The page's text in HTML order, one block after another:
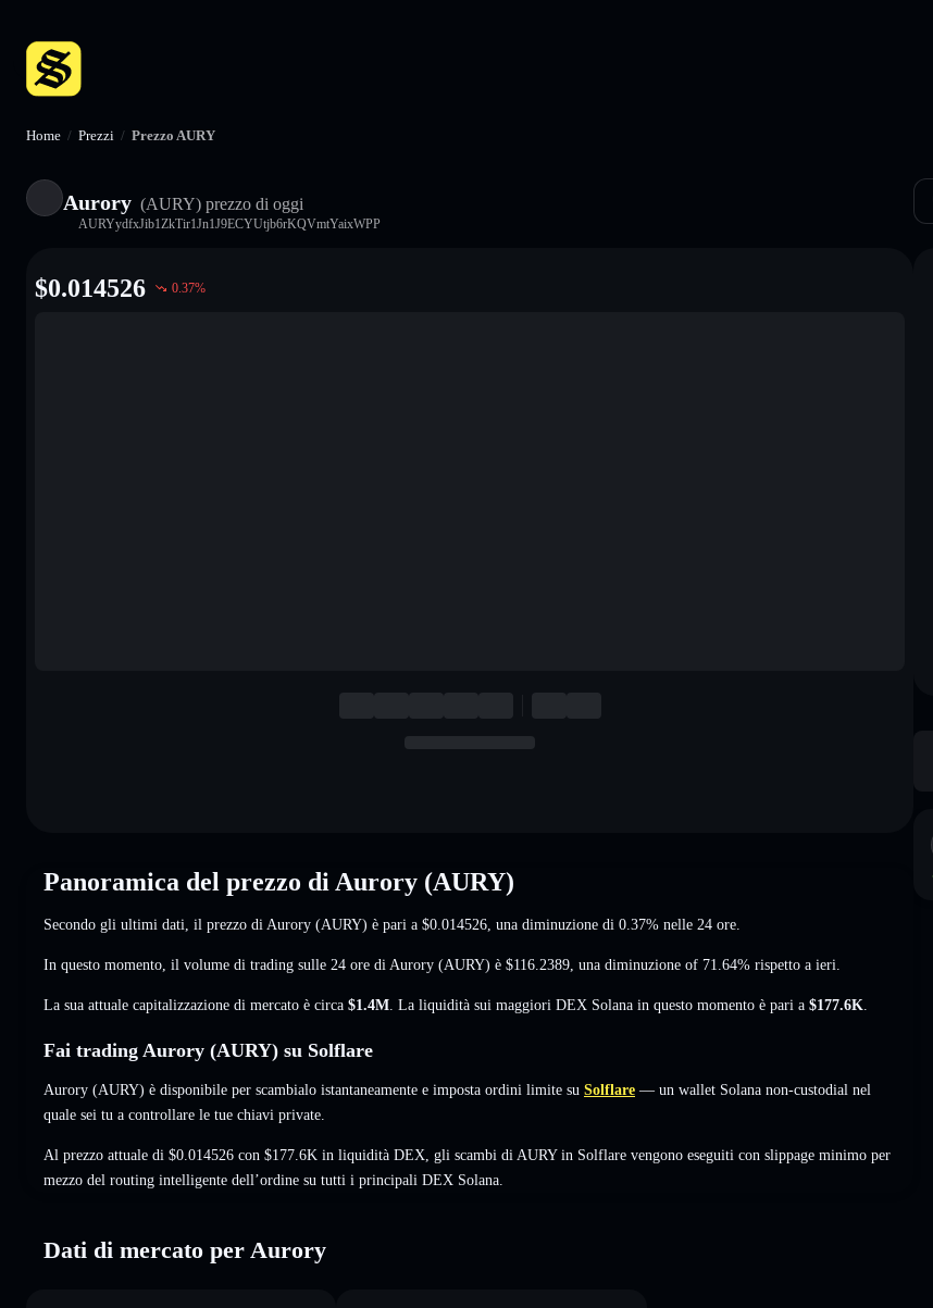
Home / Prezzi / Prezzo AURY
Aurory (AURY) prezzo di oggi
AURYydfxJib1ZkTir1Jn1J9ECYUtjb6rKQVmtYaixWPP
$0.014526 0.37%
Panoramica del prezzo di Aurory (AURY)
Secondo gli ultimi dati, il prezzo di Aurory (AURY) è pari a $0.014526 , una diminuzione di 0.37% nelle 24 ore.
In questo momento, il volume di trading sulle 24 ore di Aurory (AURY) è $116.2389 una diminuzione of 71.64% rispetto a ieri.
La sua attuale capitalizzazione di mercato è circa $1.4M . La liquidità sui maggiori DEX Solana in questo momento è pari a $177.6K
Fai trading Aurory (AURY) su Solflare
Aurory (AURY) è disponibile per scambialo istantaneamente e imposta ordini limite su Solflare — un wallet Solana non-custodial nel
quale sei tu a controllare le tue chiavi private.
Al prezzo attuale di $0.014526 con $177.6K in liquidità DEX, gli scambi di AURY in Solflare vengono eseguiti con slippage minimo per
mezzo del routing intelligente dell’ordine su tutti i principali DEX Solana.
Dati di mercato per Aurory